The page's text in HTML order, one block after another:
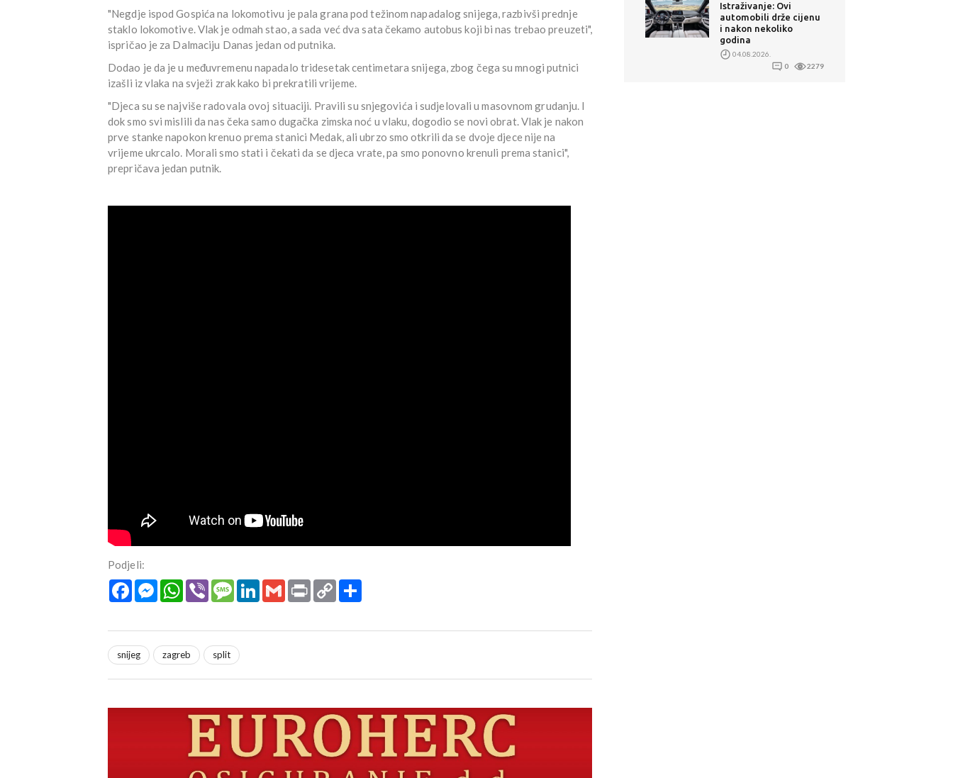
"Negdje ispod Gospića na lokomotivu je pala grana pod težinom napadalog snijega, razbivši prednje
staklo lokomotive. Vlak je odmah stao, a sada već dva sata čekamo autobus koji bi nas trebao preuzeti",
ispričao je za Dalmaciju Danas jedan od putnika.
Dodao je da je u međuvremenu napadalo tridesetak centimetara snijega, zbog čega su mnogi putnici
izašli iz vlaka na svježi zrak kako bi prekratili vrijeme.
"Djeca su se najviše radovala ovoj situaciji. Pravili su snjegovića i sudjelovali u masovnom grudanju. I
dok smo svi mislili da nas čeka samo dugačka zimska noć u vlaku, dogodio se novi obrat. Vlak je nakon
prve stanke napokon krenuo prema stanici Medak, ali ubrzo smo otkrili da se dvoje djece nije na
vrijeme ukrcalo. Morali smo stati i čekati da se djeca vrate, pa smo ponovno krenuli prema stanici",
prepričava jedan putnik.
Podjeli:
FacebookMessengerWhatsApp
Viber MessageLinkedInGmail Print Copy
Link
snijeg zagreb split
Istraživanje: Ovi
automobili drže cijenu
i nakon nekoliko
godina
04.08.2026.
0
2279